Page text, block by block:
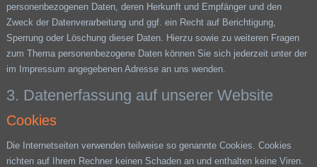
personenbezogenen Daten, deren Herkunft und Empfänger und den
Zweck der Datenverarbeitung und ggf. ein Recht auf Berichtigung,
Sperrung oder Löschung dieser Daten. Hierzu sowie zu weiteren Fragen
zum Thema personenbezogene Daten können Sie sich jederzeit unter der
im Impressum angegebenen Adresse an uns wenden.
3. Datenerfassung auf unserer Website
Cookies
Die Internetseiten verwenden teilweise so genannte Cookies. Cookies
richten auf Ihrem Rechner keinen Schaden an und enthalten keine Viren.